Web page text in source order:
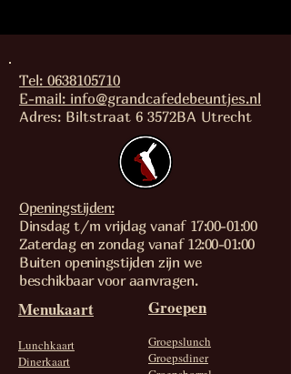
Tel: 0638105710
E-mail: info@grandcafedebeuntjes.nl
Adres: Biltstraat 6 3572BA Utrecht
Openingstijden:
Dinsdag t/m vrijdag vanaf 17:00-01:00
Zaterdag en zondag vanaf 12:00-01:00
Buiten openingstijden zijn we
beschikbaar voor aanvragen.
Menukaart
Lunchkaart
Dinerkaart
Groepen
Groepslunch
Groepsdiner